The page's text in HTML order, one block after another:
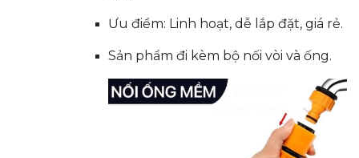
Ưu điểm: Linh hoạt, dễ lắp đặt, giá rẻ.
Sản phẩm đi kèm bộ nối vòi và ống.